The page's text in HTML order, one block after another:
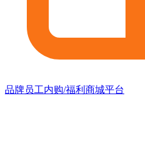
品牌员工内购/福利商城平台